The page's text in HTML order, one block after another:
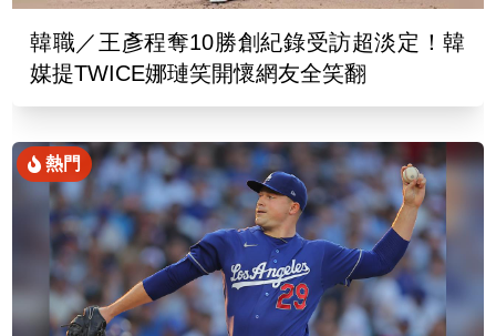
韓職／王彥程奪10勝創紀錄受訪超淡定！韓
媒提TWICE娜璉笑開懷網友全笑翻
熱門